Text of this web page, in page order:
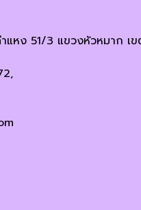
แหง 51/3 แขวงหัวหมาก เ